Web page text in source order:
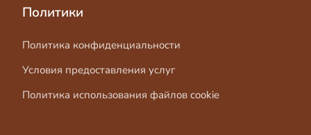
Политики
Политика конфиденциальности
Условия предоставления услуг
Политика использования файлов cookie